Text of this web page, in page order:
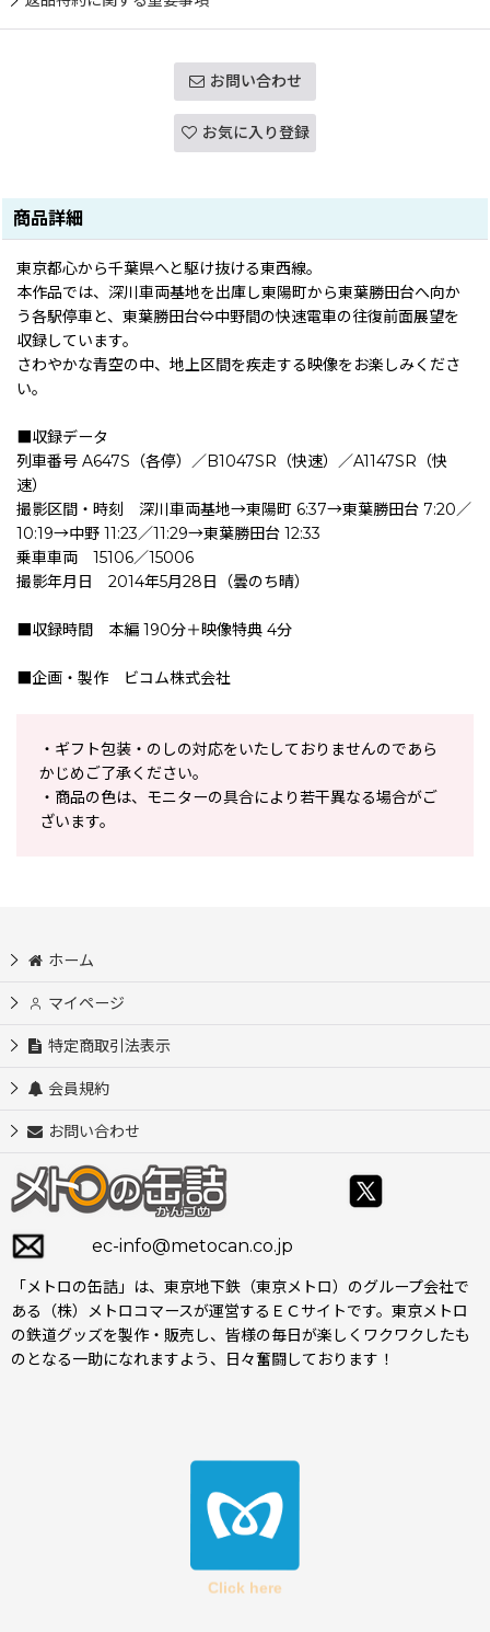
お問い合わせ
お気に入り登録
商品詳細
東京都心から千葉県へと駆け抜ける東西線。
本作品では、深川車両基地を出庫し東陽町から東葉勝田台へ向か
う各駅停車と、東葉勝田台⇔中野間の快速電車の往復前面展望を
収録しています。
さわやかな青空の中、地上区間を疾走する映像をお楽しみくださ
い。
■収録データ
列車番号 A647S（各停）／B1047SR（快速）／A1147SR（快
速）
撮影区間・時刻 深川車両基地→東陽町 6:37→東葉勝田台 7:20／
10:19→中野 11:23／11:29→東葉勝田台 12:33
乗車車両 15106／15006
撮影年月日 2014年5月28日（曇のち晴）
■収録時間 本編 190分＋映像特典 4分
■企画・製作 ビコム株式会社
・ギフト包装・のしの対応をいたしておりませんのであら
かじめご了承ください。
・商品の色は、モニターの具合により若干異なる場合がご
ざいます。
ホーム
マイページ
特定商取引法表示
会員規約
お問い合わせ
ec-info@metocan.co.jp
「メトロの缶詰」は、東京地下鉄（東京メトロ）のグループ会社で
ある（株）メトロコマースが運営するＥＣサイトです。東京メトロ
の鉄道グッズを製作・販売し、皆様の毎日が楽しくワクワクしたも
のとなる一助になれますよう、日々奮闘しております！
Click here